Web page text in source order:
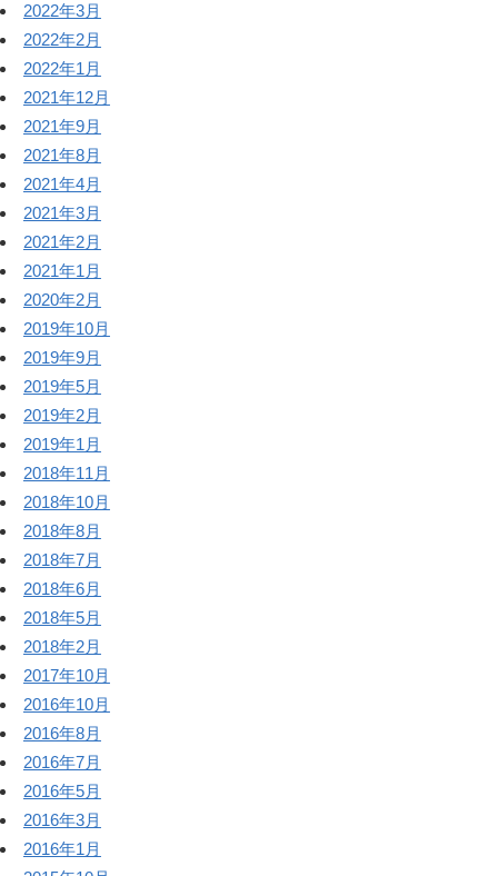
2022年3月
2022年2月
2022年1月
2021年12月
2021年9月
2021年8月
2021年4月
2021年3月
2021年2月
2021年1月
2020年2月
2019年10月
2019年9月
2019年5月
2019年2月
2019年1月
2018年11月
2018年10月
2018年8月
2018年7月
2018年6月
2018年5月
2018年2月
2017年10月
2016年10月
2016年8月
2016年7月
2016年5月
2016年3月
2016年1月